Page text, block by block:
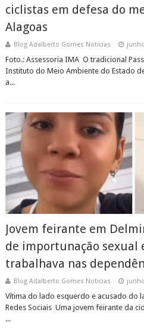
ciclistas em defesa do
Alagoas
Blog Adalberto Gomes Noticias
Foto.: Assessoria IMA O tradicional
Instituto do Meio Ambiente do Estado
a...
Jovem feirante em
de importunação sexual
trabalhava nas
Blog Adalberto Gomes Noticias
Vítima do lado esquerdo e acusado do
Redes Sociais Uma jovem feirante da
...